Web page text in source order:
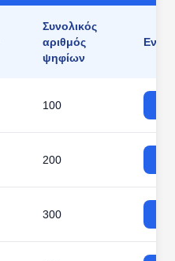
Συνολικός
αριθμός
ψηφίων
100
200
300